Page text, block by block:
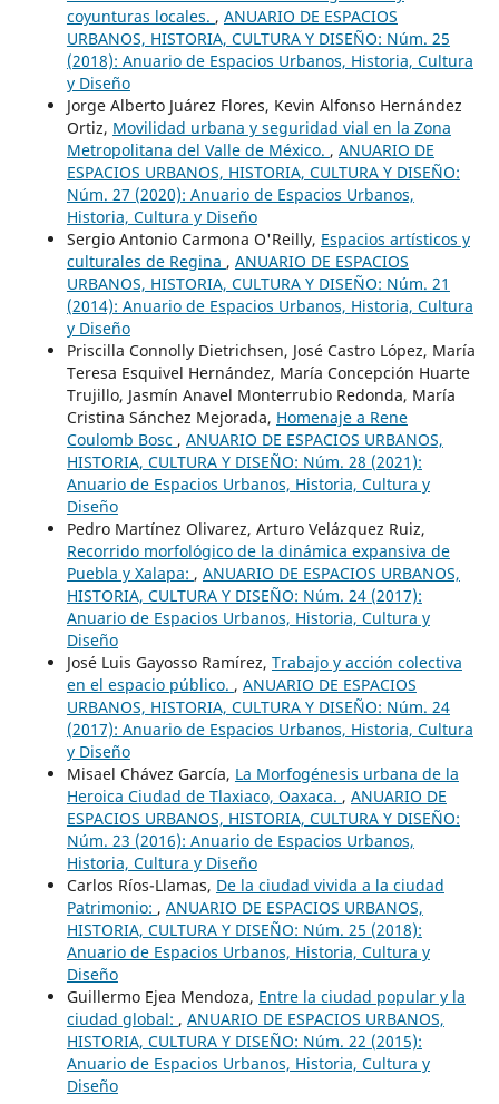
coyunturas locales. , ANUARIO DE ESPACIOS
URBANOS, HISTORIA, CULTURA Y DISEÑO: Núm. 25
(2018): Anuario de Espacios Urbanos, Historia, Cultura
y Diseño
Jorge Alberto Juárez Flores, Kevin Alfonso Hernández
Ortiz, Movilidad urbana y seguridad vial en la Zona
Metropolitana del Valle de México. , ANUARIO DE
ESPACIOS URBANOS, HISTORIA, CULTURA Y DISEÑO:
Núm. 27 (2020): Anuario de Espacios Urbanos,
Historia, Cultura y Diseño
Sergio Antonio Carmona O'Reilly, Espacios artísticos y
culturales de Regina , ANUARIO DE ESPACIOS
URBANOS, HISTORIA, CULTURA Y DISEÑO: Núm. 21
(2014): Anuario de Espacios Urbanos, Historia, Cultura
y Diseño
Priscilla Connolly Dietrichsen, José Castro López, María
Teresa Esquivel Hernández, María Concepción Huarte
Trujillo, Jasmín Anavel Monterrubio Redonda, María
Cristina Sánchez Mejorada, Homenaje a Rene
Coulomb Bosc , ANUARIO DE ESPACIOS URBANOS,
HISTORIA, CULTURA Y DISEÑO: Núm. 28 (2021):
Anuario de Espacios Urbanos, Historia, Cultura y
Diseño
Pedro Martínez Olivarez, Arturo Velázquez Ruiz,
Recorrido morfológico de la dinámica expansiva de
Puebla y Xalapa: , ANUARIO DE ESPACIOS URBANOS,
HISTORIA, CULTURA Y DISEÑO: Núm. 24 (2017):
Anuario de Espacios Urbanos, Historia, Cultura y
Diseño
José Luis Gayosso Ramírez, Trabajo y acción colectiva
en el espacio público. , ANUARIO DE ESPACIOS
URBANOS, HISTORIA, CULTURA Y DISEÑO: Núm. 24
(2017): Anuario de Espacios Urbanos, Historia, Cultura
y Diseño
Misael Chávez García, La Morfogénesis urbana de la
Heroica Ciudad de Tlaxiaco, Oaxaca. , ANUARIO DE
ESPACIOS URBANOS, HISTORIA, CULTURA Y DISEÑO:
Núm. 23 (2016): Anuario de Espacios Urbanos,
Historia, Cultura y Diseño
Carlos Ríos-Llamas, De la ciudad vivida a la ciudad
Patrimonio: , ANUARIO DE ESPACIOS URBANOS,
HISTORIA, CULTURA Y DISEÑO: Núm. 25 (2018):
Anuario de Espacios Urbanos, Historia, Cultura y
Diseño
Guillermo Ejea Mendoza, Entre la ciudad popular y la
ciudad global: , ANUARIO DE ESPACIOS URBANOS,
HISTORIA, CULTURA Y DISEÑO: Núm. 22 (2015):
Anuario de Espacios Urbanos, Historia, Cultura y
Diseño